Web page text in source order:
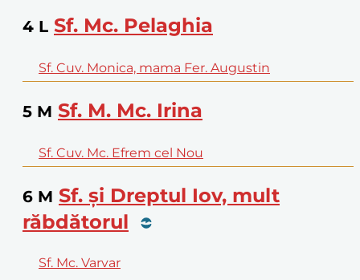
4 L Sf. Mc. Pelaghia
Sf. Cuv. Monica, mama Fer. Augustin
5 M Sf. M. Mc. Irina
Sf. Cuv. Mc. Efrem cel Nou
6 M Sf. și Dreptul Iov, mult
răbdătorul
Sf. Mc. Varvar